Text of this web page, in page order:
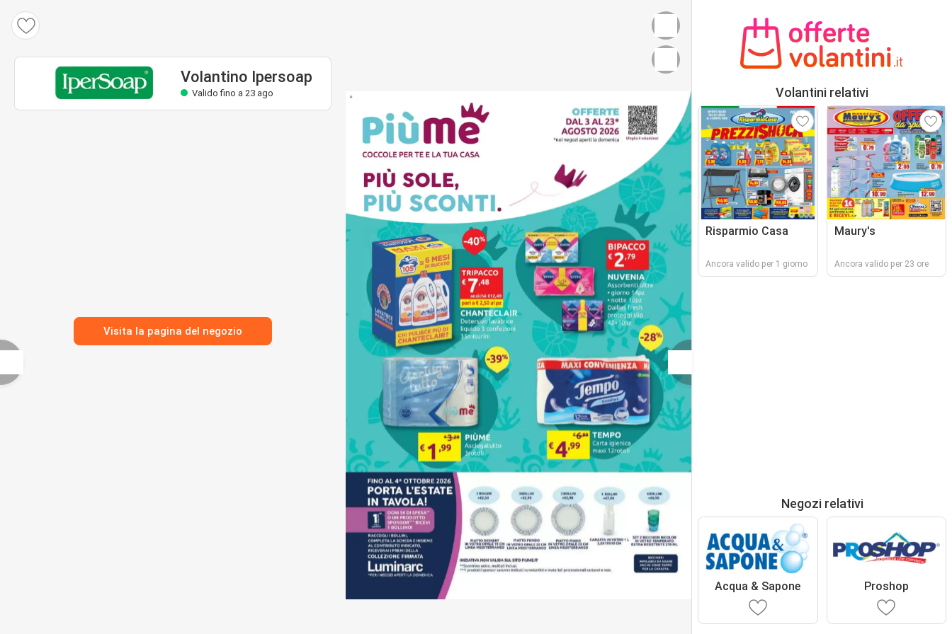
Volantino Ipersoap
Valido fino a 23 ago
Visita la pagina del negozio
Volantini relativi
Risparmio Casa
Ancora valido per 1 giorno
Maury's
Ancora valido per 23 ore
Negozi relativi
Acqua & Sapone Proshop